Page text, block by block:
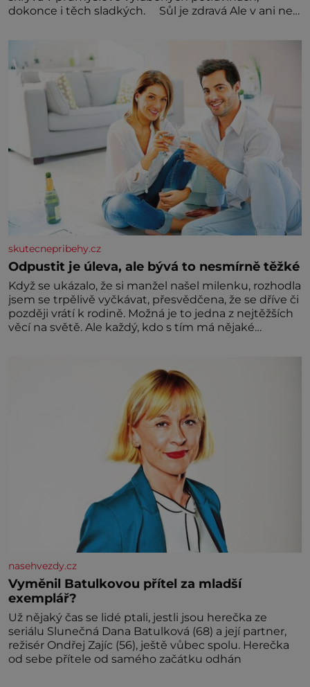
dokonce i těch sladkých. Sůl je zdravá Ale v ani ne
běžné. Její základní složky– sodík a chlór – jsou
zásadní pro správné hospodaření
skutecnepribehy.cz
Odpustit je úleva, ale bývá to nesmírně těžké
Když se ukázalo, že si manžel našel milenku, rozhodla
jsem se trpělivě vyčkávat, přesvědčena, že se dříve či
později vrátí k rodině. Možná je to jedna z nejtěžších
věcí na světě. Ale každý, kdo s tím má nějaké
nasehvezdy.cz
Vyměnil Batulkovou přítel za mladší
exemplář?
Už nějaký čas se lidé ptali, jestli jsou herečka ze
seriálu Slunečná Dana Batulková (68) a její partner,
režisér Ondřej Zajíc (56), ještě vůbec spolu. Herečka
od sebe přítele od samého začátku odhán